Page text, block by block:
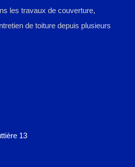
les travaux de couverture,
de toiture depuis plusieurs
13